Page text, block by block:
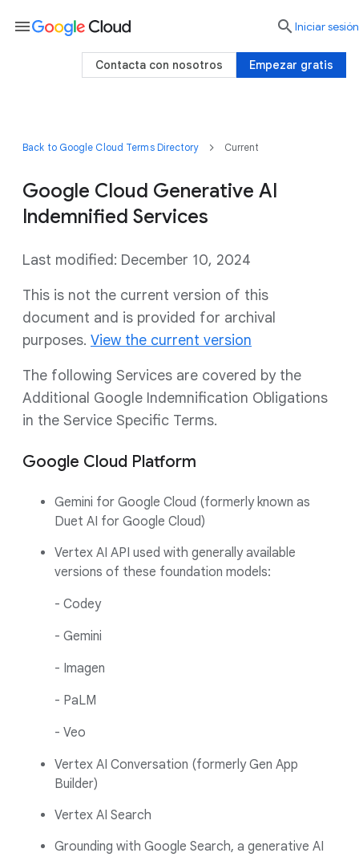
Back to Google Cloud Terms Directory Current
Google Cloud Generative AI
Indemnified Services
Last modified: December 10, 2024
This is not the current version of this
document and is provided for archival
purposes. View the current version
The following Services are covered by the
Additional Google Indemnification Obligations
in the Service Specific Terms.
Google Cloud Platform
Gemini for Google Cloud (formerly known as
Duet AI for Google Cloud)
Vertex AI API used with generally available
versions of these foundation models:
- Codey
- Gemini
- Imagen
- PaLM
- Veo
Vertex AI Conversation (formerly Gen App
Builder)
Vertex AI Search
Grounding with Google Search, a generative AI
menu  Iniciar sesión
Empezar gratis
Contacta con nosotros